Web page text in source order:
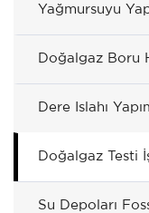
Yağmursuyu
Doğalgaz Boru
Dere Islahı
Doğalgaz Testi
Su Depoları